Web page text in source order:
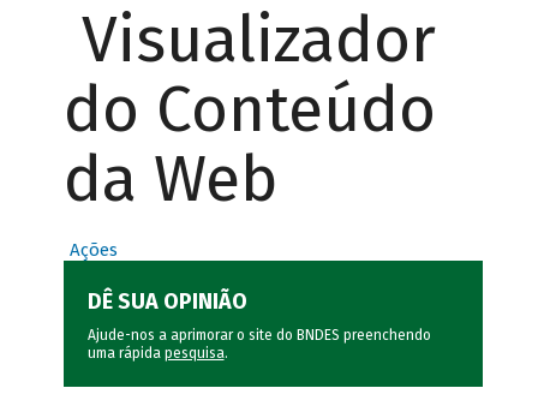
Visualizador
do Conteúdo
da Web
Ações
DÊ SUA OPINIÃO
Ajude-nos a aprimorar o site do BNDES preenchendo
uma rápida pesquisa.